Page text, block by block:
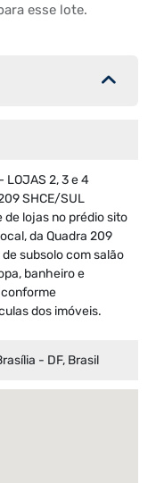
esse lote.
2, 3 e 4
SHCE/SUL
de lojas no prédio sito
da Quadra 209
subsolo com salão
banheiro e
dos imóveis.
- DF, Brasil